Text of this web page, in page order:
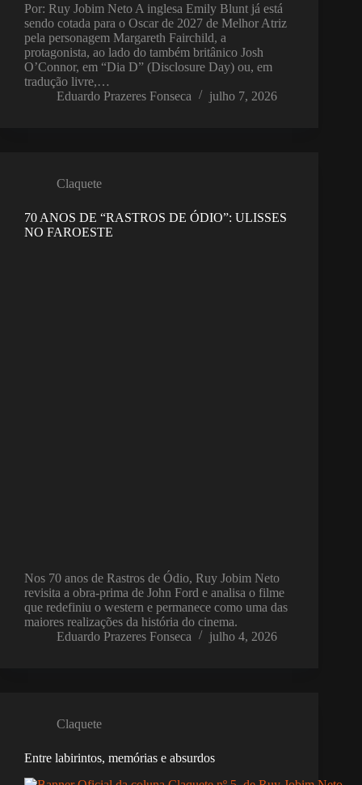
Por: Ruy Jobim Neto A inglesa Emily Blunt já está
sendo cotada para o Oscar de 2027 de Melhor Atriz
pela personagem Margareth Fairchild, a
protagonista, ao lado do também britânico Josh
O’Connor, em “Dia D” (Disclosure Day) ou, em
tradução livre,…
Eduardo Prazeres Fonseca
julho 7, 2026
Claquete
70 ANOS DE “RASTROS DE ÓDIO”: ULISSES
NO FAROESTE
Nos 70 anos de Rastros de Ódio, Ruy Jobim Neto
revisita a obra-prima de John Ford e analisa o filme
que redefiniu o western e permanece como uma das
maiores realizações da história do cinema.
Eduardo Prazeres Fonseca
julho 4, 2026
Claquete
Entre labirintos, memórias e absurdos